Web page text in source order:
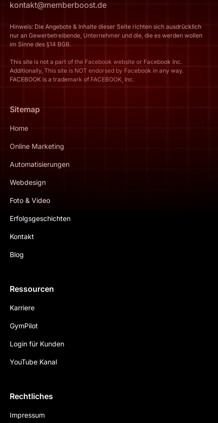
kontakt@memberboost.de
Hinweis: Die Angebote & Inhalte dieser Seite richten sich ausdrücklich
nur an Gewerbetreibende, Unternehmer und die, die es werden wollen
im Sinne des §14 BGB.
This site is not a part of the Facebook website or Facebook Inc.
Additionally, This site is NOT endorsed by Facebook in any way.
FACEBOOK is a trademark of FACEBOOK, Inc.
Sitemap
Home
Online Marketing
Automatisierungen
Webdesign
Foto & Video
Erfolgsgeschichten
Kontakt
Blog
Ressourcen
Karriere
GymPilot
Login für Kunden
YouTube Kanal
Rechtliches
Impressum